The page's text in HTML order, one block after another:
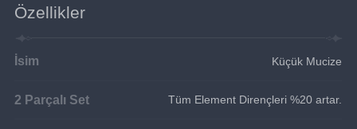
Özellikler
İsim Küçük Mucize
2 Parçalı Set Tüm Element Dirençleri %20 artar.